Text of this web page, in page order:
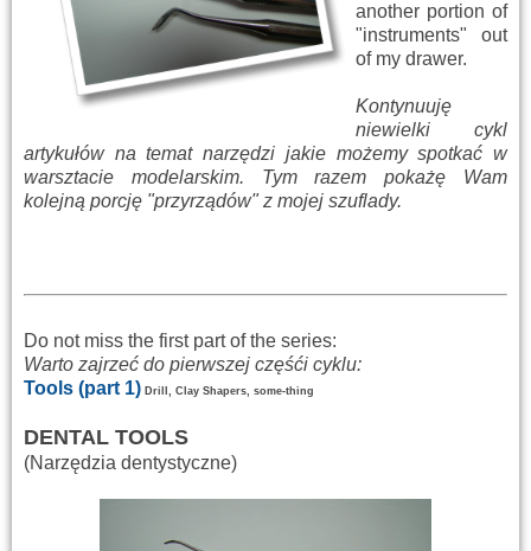
another portion of
"instruments" out
of my drawer.
Kontynuuję
niewielki cykl
artykułów na temat narzędzi jakie możemy spotkać w
warsztacie modelarskim. Tym razem pokażę Wam
kolejną porcję "przyrządów" z mojej szuflady.
Do not miss the first part of the series:
Warto zajrzeć do pierwszej częśći cyklu:
Tools (part 1) Drill , Clay Shapers, some-thing
DENTAL TOOLS
(Narzędzia dentystyczne)